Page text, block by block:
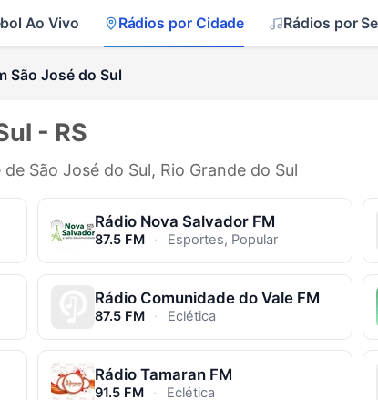
Ao Vivo Rádios por Cidade Rádios por
São José do Sul
- RS
São José do Sul, Rio Grande do Sul
Rádio Nova Salvador FM
87.5 FM · Esportes, Popular
Rádio Comunidade do Vale FM
87.5 FM · Eclética
Rádio Tamaran FM
91.5 FM · Eclética